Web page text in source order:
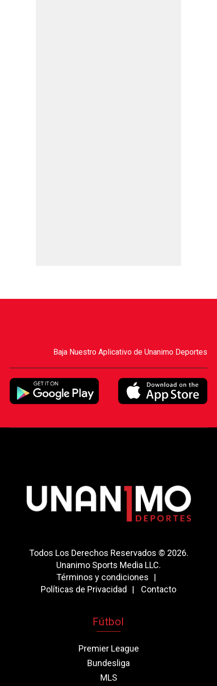
Baja Nuestro Aplicativo de Unanimo Deportes
Todos Los Derechos Reservados © 2026.
Unanimo Sports Media LLC.
Términos y condiciones
Políticas de Privacidad
Contacto
Fútbol
Premier League
Bundesliga
MLS